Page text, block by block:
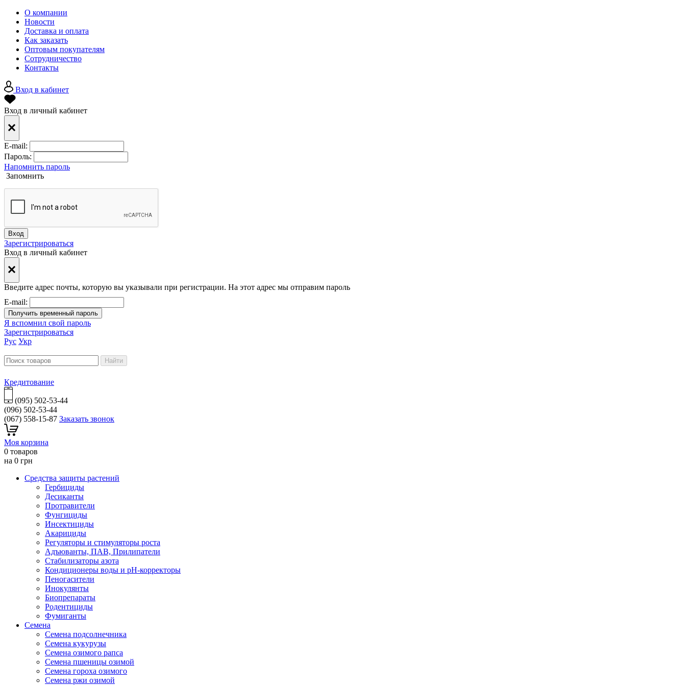
О компании
Новости
Доставка и оплата
Как заказать
Оптовым покупателям
Сотрудничество
Контакты
Вход в кабинет
Вход в личный кабинет
E-mail:
Пароль:
Напомнить пароль
Запомнить
Вход
Зарегистрироваться
Вход в личный кабинет
Введите адреc почты, которую вы указывали при регистрации. На этот адрес мы отправим пароль
E-mail:
Получить временный пароль
Я вспомнил свой пароль
Зарегистрироваться
Рус Укр
Найти
Кредитование
(095) 502-53-44
(096) 502-53-44
(067) 558-15-87 Заказать звонок
Моя корзина
0 товаров
на 0 грн
Средства защиты растений
Гербициды
Десиканты
Протравители
Фунгициды
Инсектициды
Акарициды
Регуляторы и стимуляторы роста
Адъюванты, ПАВ, Прилипатели
Стабилизаторы азота
Кондиционеры воды и pH-корректоры
Пеногасители
Инокулянты
Биопрепараты
Родентициды
Фумиганты
Семена
Семена подсолнечника
Семена кукурузы
Семена озимого рапса
Семена пшеницы озимой
Семена гороха озимого
Семена ржи озимой